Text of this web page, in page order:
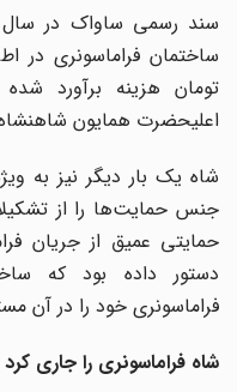
اعلیحضرت همایون شاهنشاه
شاه یک بار دیگر نیز به
جنس حمایت‌ها را از
حمایتی عمیق از جریان
دستور داده بود که
فراماسونری خود را در آن
شاه فراماسونری را جاری کرد